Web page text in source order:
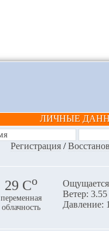
ЛИЧНЫЕ
Регистрация/
29 Сo
переменная
облачность
Ветер:
Давление: